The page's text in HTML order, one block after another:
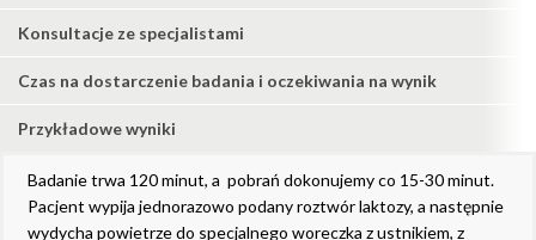
Konsultacje ze specjalistami
Czas na dostarczenie badania i oczekiwania na wynik
Przykładowe wyniki
Badanie trwa 120 minut, a pobrań dokonujemy co 15-30 minut.
Pacjent wypija jednorazowo podany roztwór laktozy, a następnie
wydycha powietrze do specjalnego woreczka z ustnikiem, z